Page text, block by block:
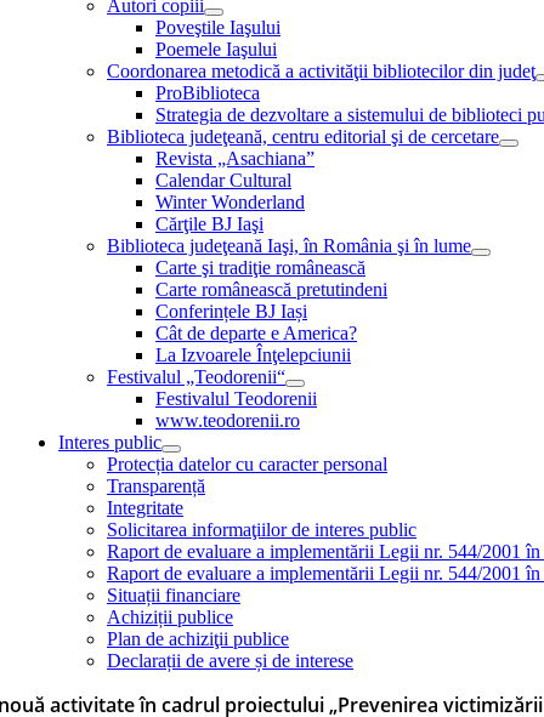
Autori copiii
Poveştile Iaşului
Poemele Iaşului
Coordonarea metodică a activităţii bibliotecilor din judeţ
ProBiblioteca
Strategia de dezvoltare a sistemului de biblioteci
Biblioteca judeţeană, centru editorial şi de cercetare
Revista „Asachiana”
Calendar Cultural
Winter Wonderland
Cărţile BJ Iaşi
Biblioteca judeţeană Iaşi, în România şi în lume
Carte şi tradiţie românească
Carte românească pretutindeni
Conferințele BJ Iași
Cât de departe e America?
La Izvoarele Înţelepciunii
Festivalul „Teodorenii“
Festivalul Teodorenii
www.teodorenii.ro
Interes public
Protecția datelor cu caracter personal
Transparență
Integritate
Solicitarea informaţiilor de interes public
Raport de evaluare a implementării Legii nr. 544/2001
Raport de evaluare a implementării Legii nr. 544/2001
Situații financiare
Achiziții publice
Plan de achiziţii publice
Declarații de avere și de interese
activitate în cadrul proiectului „Prevenirea